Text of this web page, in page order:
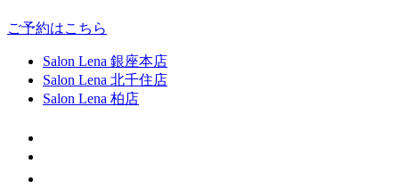
ご予約はこちら
Salon Lena 銀座本店
Salon Lena 北千住店
Salon Lena 柏店